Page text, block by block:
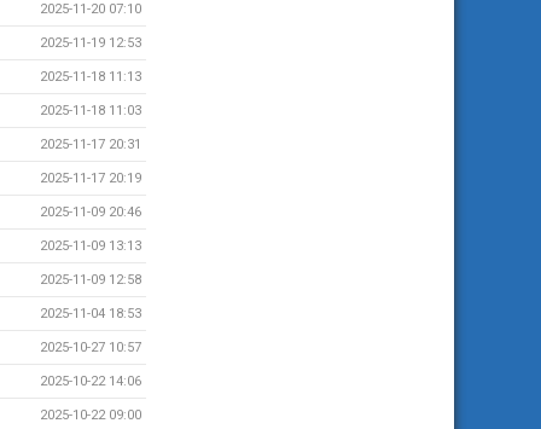
2025-11-20 07:10
2025-11-19 12:53
2025-11-18 11:13
2025-11-18 11:03
2025-11-17 20:31
2025-11-17 20:19
2025-11-09 20:46
2025-11-09 13:13
2025-11-09 12:58
2025-11-04 18:53
2025-10-27 10:57
2025-10-22 14:06
2025-10-22 09:00